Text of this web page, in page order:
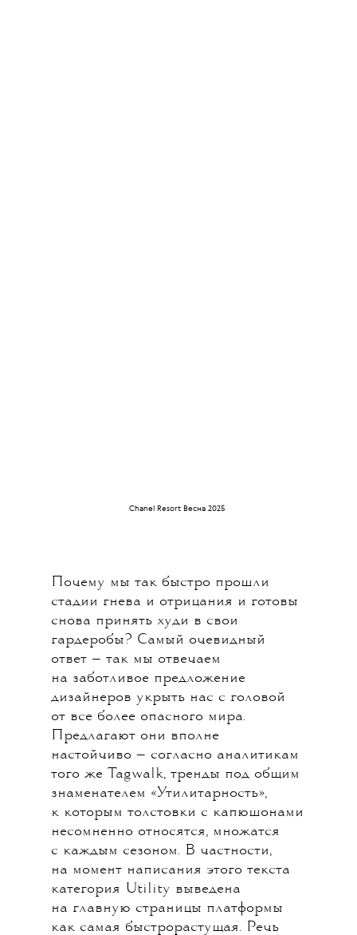
Chanel Resort Весна 2025
Почему мы так быстро прошли
стадии гнева и отрицания и готовы
снова принять худи в свои
гардеробы? Самый очевидный
ответ — так мы отвечаем
на заботливое предложение
дизайнеров укрыть нас с головой
от все более опасного мира.
Предлагают они вполне
настойчиво — согласно аналитикам
того же Tagwalk, тренды под общим
знаменателем «Утилитарность»,
к которым толстовки с капюшонами
несомненно относятся, множатся
с каждым сезоном. В частности,
на момент написания этого текста
категория Utility выведена
на главную страницы платформы
как самая быстрорастущая. Речь